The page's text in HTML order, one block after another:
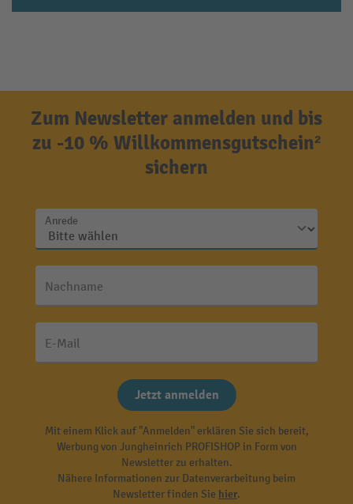
Zum Newsletter anmelden und bis
zu -10 % Willkommensgutschein²
sichern
Anrede
Nachname
E-Mail
Jetzt anmelden
Mit einem Klick auf "Anmelden" erklären Sie sich bereit,
Werbung von Jungheinrich PROFISHOP in Form von
Newsletter zu erhalten.
Nähere Informationen zur Datenverarbeitung beim
Newsletter finden Sie hier.